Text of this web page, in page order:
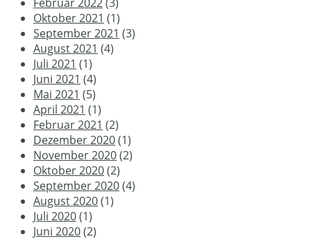
Oktober 2021 (1)
September 2021 (3)
August 2021 (4)
Juli 2021 (1)
Juni 2021 (4)
Mai 2021 (5)
April 2021 (1)
Februar 2021 (2)
Dezember 2020(1)
November 2020(2)
Oktober 2020(2)
September 2020(4)
August 2020(1)
Juli 2020(1)
Juni 2020(2)